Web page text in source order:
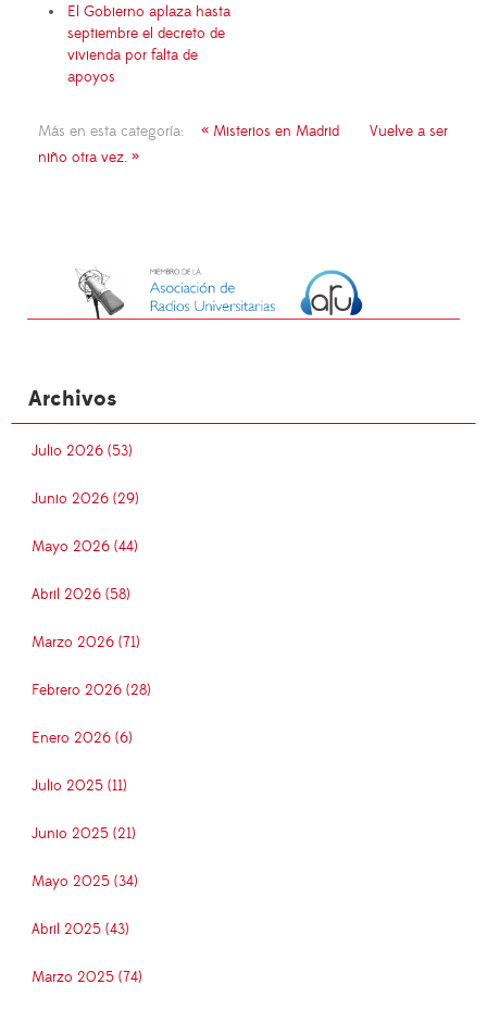
El Gobierno aplaza hasta
septiembre el decreto de
vivienda por falta de
apoyos
Más en esta categoría: « Misterios en Madrid
Vuelve a ser
niño otra vez. »
Archivos
Julio 2026 (53)
Junio 2026 (29)
Mayo 2026 (44)
Abril 2026 (58)
Marzo 2026 (71)
Febrero 2026 (28)
Enero 2026 (6)
Julio 2025 (11)
Junio 2025 (21)
Mayo 2025 (34)
Abril 2025 (43)
Marzo 2025 (74)